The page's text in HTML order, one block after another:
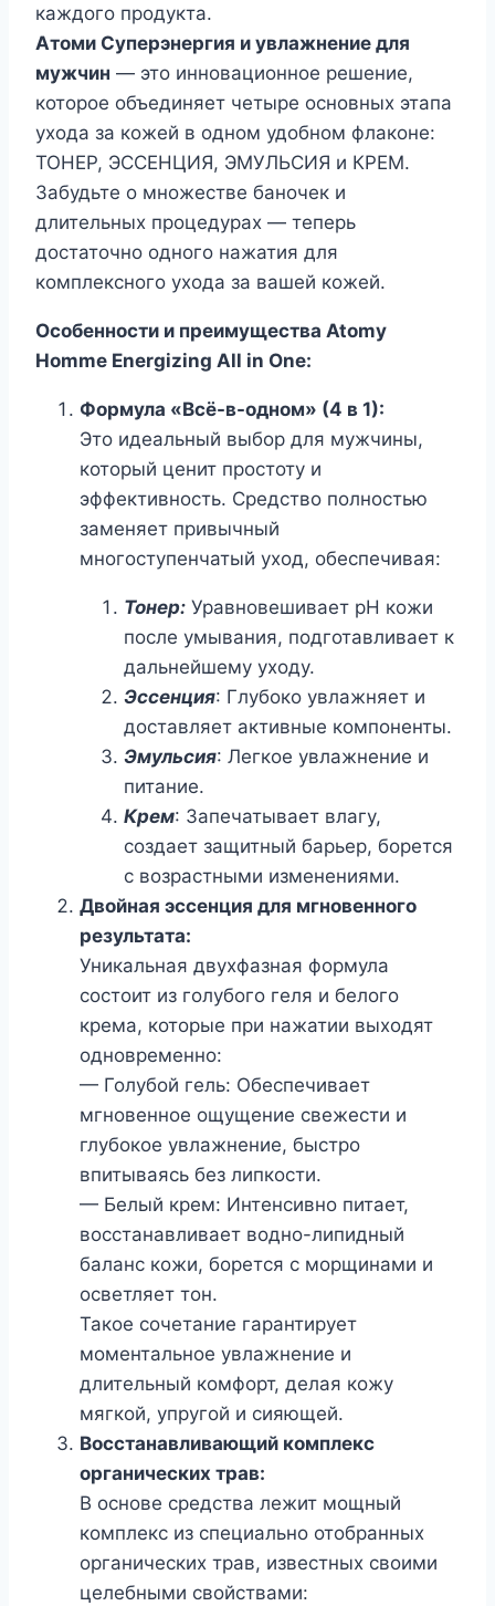
каждого продукта.
Атоми Суперэнергия и увлажнение для
мужчин — это инновационное решение,
которое объединяет четыре основных этапа
ухода за кожей в одном удобном флаконе:
ТОНЕР, ЭССЕНЦИЯ, ЭМУЛЬСИЯ и КРЕМ.
Забудьте о множестве баночек и
длительных процедурах — теперь
достаточно одного нажатия для
комплексного ухода за вашей кожей.
Особенности и преимущества Atomy
Homme Energizing All in One:
Формула «Всё-в-одном» (4 в 1):
Это идеальный выбор для мужчины,
который ценит простоту и
эффективность. Средство полностью
заменяет привычный
многоступенчатый уход, обеспечивая:
Тонер: Уравновешивает pH кожи
после умывания, подготавливает к
дальнейшему уходу.
Эссенция: Глубоко увлажняет и
доставляет активные компоненты.
Эмульсия: Легкое увлажнение и
питание.
Крем: Запечатывает влагу,
создает защитный барьер, борется
с возрастными изменениями.
Двойная эссенция для мгновенного
результата:
Уникальная двухфазная формула
состоит из голубого геля и белого
крема, которые при нажатии выходят
одновременно:
— Голубой гель: Обеспечивает
мгновенное ощущение свежести и
глубокое увлажнение, быстро
впитываясь без липкости.
— Белый крем: Интенсивно питает,
восстанавливает водно-липидный
баланс кожи, борется с морщинами и
осветляет тон.
Такое сочетание гарантирует
моментальное увлажнение и
длительный комфорт, делая кожу
мягкой, упругой и сияющей.
Восстанавливающий комплекс
органических трав:
В основе средства лежит мощный
комплекс из специально отобранных
органических трав, известных своими
целебными свойствами: